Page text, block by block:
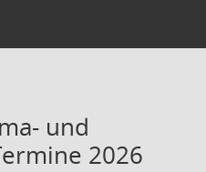
und
2026